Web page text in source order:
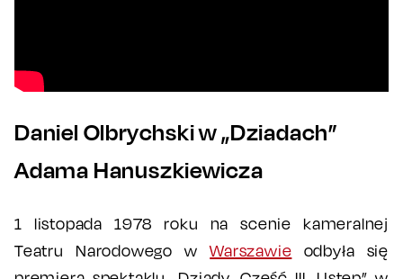
Daniel Olbrychski w „Dziadach”
Adama Hanuszkiewicza
1 listopada 1978 roku na scenie kameralnej
Teatru Narodowego wWarszawie odbyła się